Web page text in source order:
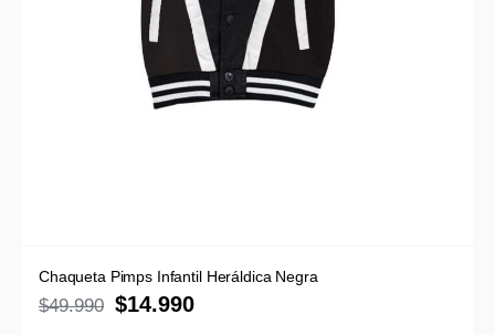
Chaqueta Pimps Infantil Heráldica Negra
$49.990 $14.990